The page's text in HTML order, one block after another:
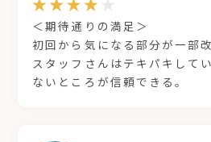
＜期待通りの満足＞
初回から気になる部分が一部
スタッフさんはテキパキして
ないところが信頼できる。